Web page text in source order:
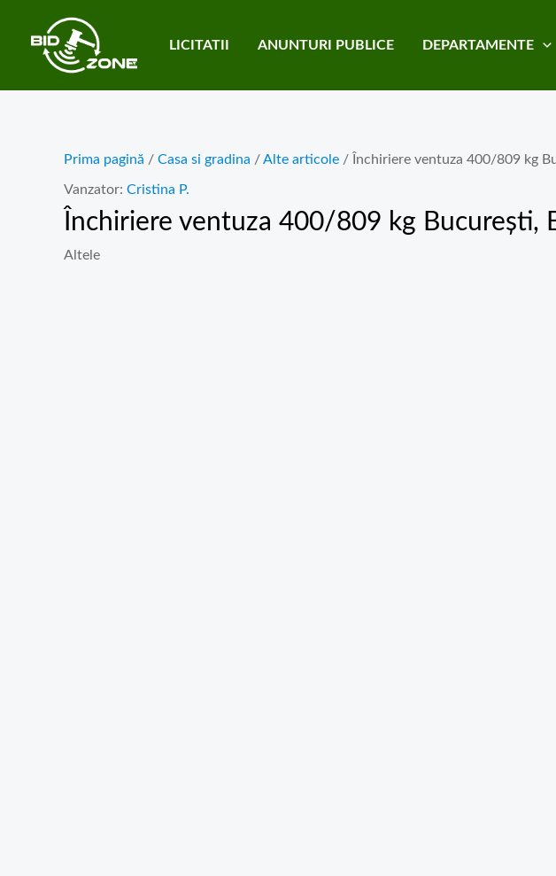
content
LICITATII ANUNTURI PUBLICE DEPARTAMENTE
Prima pagină / Casa si gradina /Alte articole / Închiriere ventuza 400/809 kg
Vanzator: Cristina P.
Închiriere ventuza 400/809 kg București,
Altele